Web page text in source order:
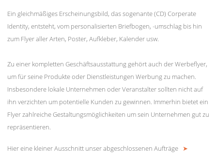
Ein gleichmäßiges Erscheinungsbild, das sogenante (CD) Corperate
Identity, entsteht, vom personalisierten Briefbogen, -umschlag bis hin
zum Flyer aller Arten, Poster, Aufkleber, Kalender usw.
Zu einer kompletten Geschäftsausstattung gehört auch der Werbeflyer,
um für seine Produkte oder Dienstleistungen Werbung zu machen.
Insbesondere lokale Unternehmen oder Veranstalter sollten nicht auf
ihn verzichten um potentielle Kunden zu gewinnen. Immerhin bietet ein
Flyer zahlreiche Gestaltungsmöglichkeiten um sein Unternehmen gut zu
repräsentieren.
Hier eine kleiner Ausschnitt unser abgeschlossenen Aufträge ➤